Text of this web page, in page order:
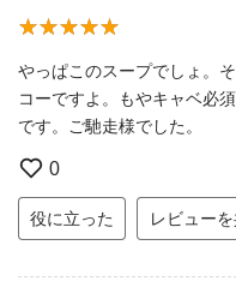
やっぱこのスープでしょ。
コーですよ。もやキャベ必
です。ご馳走様でした。
0
役に立った レビュー